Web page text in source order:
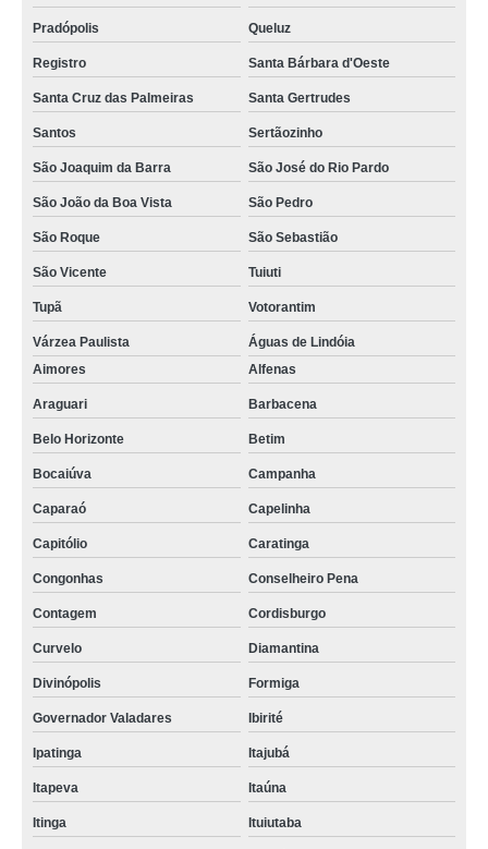
Pradópolis Queluz
Registro Santa Bárbara d'Oeste
Santa Cruz das Palmeiras Santa Gertrudes
Santos Sertãozinho
São Joaquim da Barra São José do Rio Pardo
São João da Boa Vista São Pedro
São Roque São Sebastião
São Vicente Tuiuti
Tupã Votorantim
Várzea Paulista
Águas de Lindóia
Aimores
Alfenas
Araguari Barbacena
Belo Horizonte Betim
Bocaiúva Campanha
Caparaó Capelinha
Capitólio Caratinga
Congonhas Conselheiro Pena
Contagem Cordisburgo
Curvelo Diamantina
Divinópolis Formiga
Governador Valadares Ibirité
Ipatinga Itajubá
Itapeva Itaúna
Itinga Ituiutaba